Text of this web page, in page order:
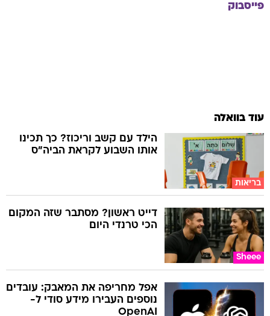
פייסבוק
עוד בוואלה
בריאות
הילד עם קשב וריכוז? כך תכינו
אותו השבוע לקראת הביה"ס
Sheee
דייט ראשון? מסתבר שזה המקום
הכי טרנדי היום
אפל מחריפה את המאבק: עובדים
נוספים העבירו מידע סודי ל-
OpenAI